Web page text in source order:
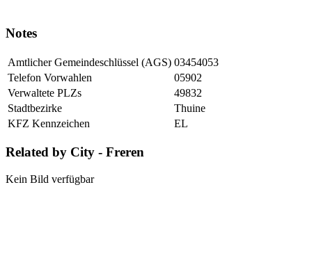
Notes
Amtlicher Gemeindeschlüssel (AGS) 03454053
Telefon Vorwahlen
05902
Verwaltete PLZs
49832
Stadtbezirke
Thuine
KFZ Kennzeichen
EL
Related by City - Freren
Kein Bild verfügbar